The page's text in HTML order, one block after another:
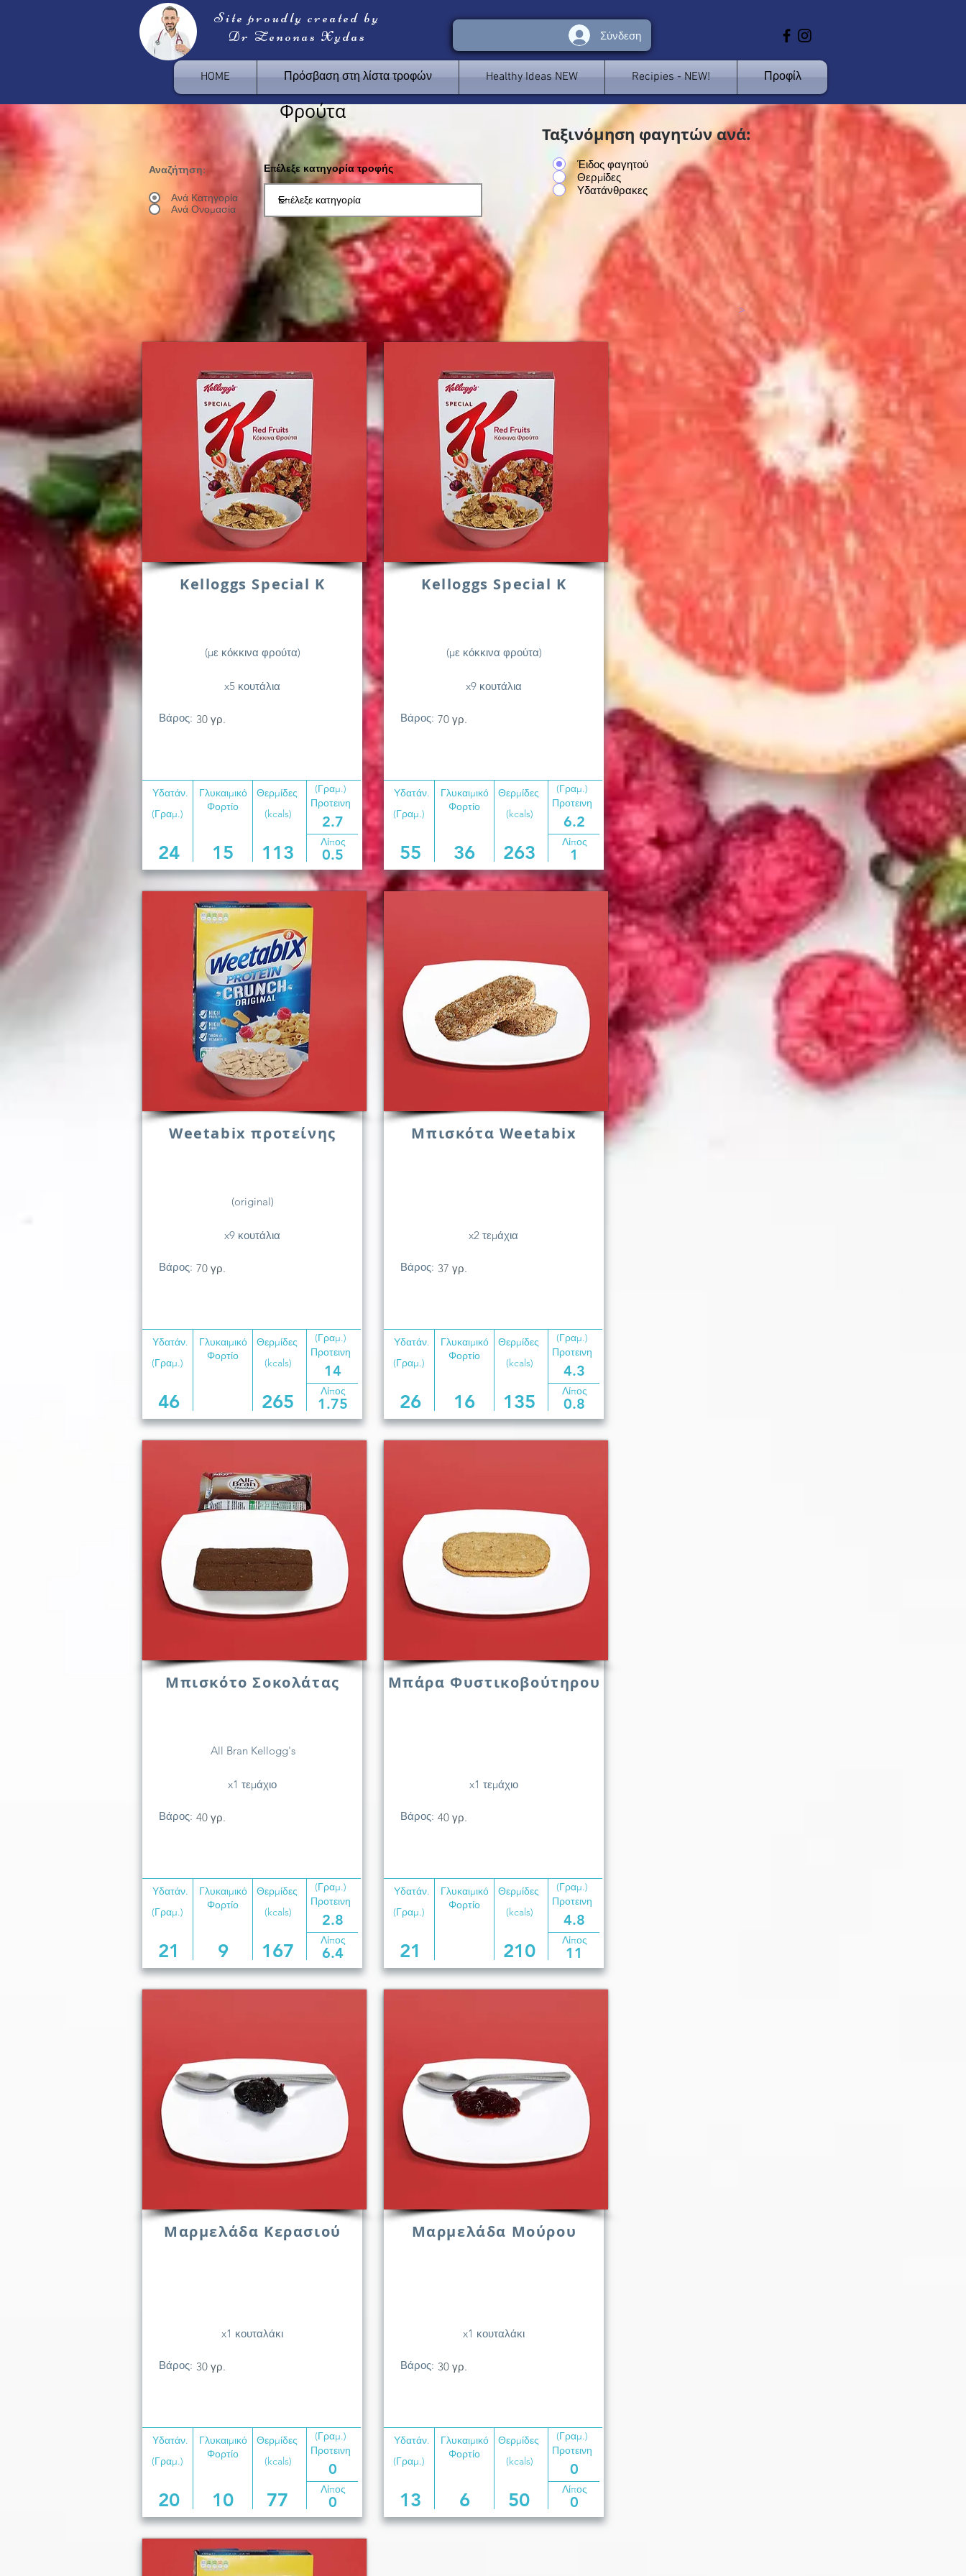
Site proudly created by
Dr Zenonas Xydas
Σύνδεση
HOME Πρόσβαση στη λίστα τροφών Healthy Ideas NEW Recipies - NEW! Προφίλ
Φρούτα
Επέλεξε κατηγορία τροφής
Αναζήτηση:
Ανά Κατηγορία
Ανά Ονομασία
Έιδος φαγητού
Θερμίδες
Υδατάνθρακες
Ταξινόμηση φαγητών ανά:
< >
Kelloggs Special K
(με κόκκινα φρούτα)
x5 κουτάλια
Βάρος: 30 γρ.
Υδατάν.
Γλυκαιμικό
Φορτίο
(Γραμ.)
Θερμίδες
(kcals)
Προτεινη
2.7
(Γραμ.)
24 15 113 Λίπος
0.5
Weetabix προτείνης
(original)
x9 κουτάλια
Βάρος: 70 γρ.
Υδατάν.
Γλυκαιμικό
Φορτίο
(Γραμ.)
Θερμίδες
(kcals)
Προτεινη
14
(Γραμ.)
46 265 Λίπος
1.75
Μπισκότο Σοκολάτας
All Bran Kellogg's
x1 τεμάχιο
Βάρος: 40 γρ.
Υδατάν.
Γλυκαιμικό
Φορτίο
(Γραμ.)
Θερμίδες
(kcals)
Προτεινη
2.8
(Γραμ.)
21 9 167 Λίπος
6.4
Μαρμελάδα Κερασιού
x1 κουταλάκι
Βάρος: 30 γρ.
Υδατάν.
Γλυκαιμικό
Φορτίο
(Γραμ.)
Θερμίδες
(kcals)
Προτεινη
0
(Γραμ.)
20 10 77 Λίπος
0
Kelloggs Special K
(με κόκκινα φρούτα)
x9 κουτάλια
Βάρος: 70 γρ.
Υδατάν.
Γλυκαιμικό
Φορτίο
(Γραμ.)
Θερμίδες
(kcals)
Προτεινη
6.2
(Γραμ.)
55 36 263 Λίπος
1
Μπισκότα Weetabix
x2 τεμάχια
Βάρος: 37 γρ.
Υδατάν.
Γλυκαιμικό
Φορτίο
(Γραμ.)
Θερμίδες
(kcals)
Προτεινη
4.3
(Γραμ.)
26 16 135 Λίπος
0.8
Μπάρα Φυστικοβούτηρου
x1 τεμάχιο
Βάρος: 40 γρ.
Υδατάν.
Γλυκαιμικό
Φορτίο
(Γραμ.)
Θερμίδες
(kcals)
Προτεινη
4.8
(Γραμ.)
21 210 Λίπος
11
Μαρμελάδα Μούρου
x1 κουταλάκι
Βάρος: 30 γρ.
Υδατάν.
Γλυκαιμικό
Φορτίο
(Γραμ.)
Θερμίδες
(kcals)
Προτεινη
0
(Γραμ.)
13 6 50 Λίπος
0